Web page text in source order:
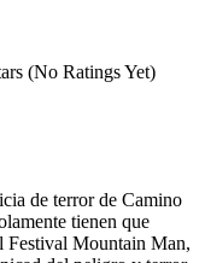
(No Ratings Yet)
de terror de Camino
tienen que
Festival Mountain Man,